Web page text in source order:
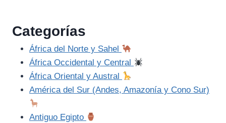
Categorías
África del Norte y Sahel
África Occidental y Central
África Oriental y Austral
América del Sur (Andes, Amazonía y Cono Sur)
Antiguo Egipto